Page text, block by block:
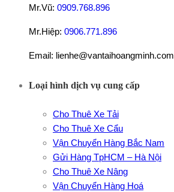
Mr.Vũ: 0909.768.896
Mr.Hiệp: 0906.771.896
Email: lienhe@vantaihoangminh.com
Loại hình dịch vụ cung cấp
Cho Thuê Xe Tải
Cho Thuê Xe Cẩu
Vận Chuyển Hàng Bắc Nam
Gửi Hàng TpHCM – Hà Nội
Cho Thuê Xe Nâng
Vận Chuyển Hàng Hoá